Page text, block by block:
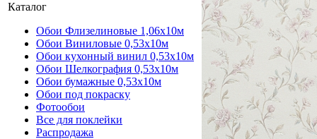
Каталог
Обои Флизелиновые 1,06х10м
Обои Виниловые 0,53х10м
Обои кухонный винил 0,53х10м
Обои Шелкография 0,53x10м
Обои бумажные 0,53х10м
Обои под покраску
Фотообои
Все для поклейки
Распродажа